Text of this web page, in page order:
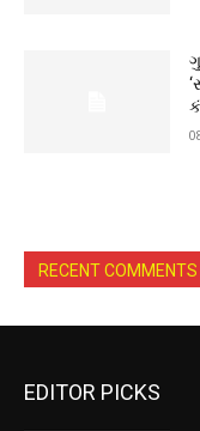
RECENT COMMENTS
EDITOR PICKS